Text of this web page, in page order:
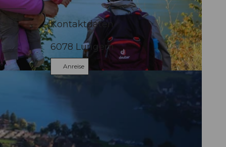
Kontaktdaten
6078 Lungern
Anreise